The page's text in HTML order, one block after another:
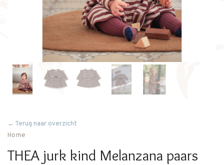
← Terug naar overzicht
Home
THEA jurk kind Melanzana paars